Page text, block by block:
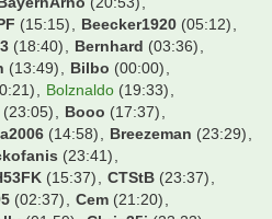
(20:53)
(15:15) Beecker1920 (05:12)
(18:40) Bernhard (03:36)
(13:49) Bilbo (00:00)
Bolznaldo (19:33)
(23:05) Booo (17:37)
(14:58) Breezeman (23:29)
(23:41)
(15:37) CTStB (23:37)
(02:37) Cem (21:20)